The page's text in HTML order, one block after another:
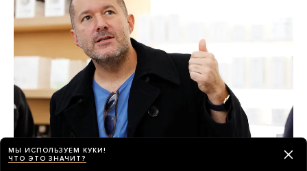
МЫ ИСПОЛЬЗУЕМ КУКИ!
ЧТО ЭТО ЗНАЧИТ?